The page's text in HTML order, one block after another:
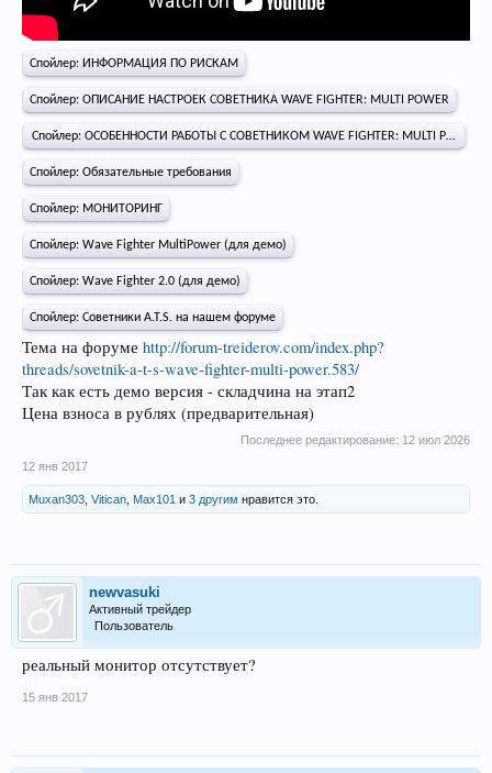
Спойлер: ИНФОРМАЦИЯ ПО РИСКАМ
Спойлер: ОПИСАНИЕ НАСТРОЕК СОВЕТНИКА WAVE FIGHTER: MULTI POWER
Спойлер:ОСОБЕННОСТИ РАБОТЫ С СОВЕТНИКОМ WAVE FIGHTER: MULTI POWER
Спойлер: Обязательные требования
Спойлер: МОНИТОРИНГ
Спойлер: Wave Fighter MultiPower (для демо)
Спойлер: Wave Fighter 2.0 (для демо)
Спойлер: Советники A.T.S. на нашем форуме
Тема на форуме http://forum-treiderov.com/index.php?
threads/sovetnik-a-t-s-wave-fighter-multi-power.583/
Так как есть демо версия - складчина на этап2
Цена взноса в рублях (предварительная)
Последнее редактирование: 12 июл 2026
12 янв 2017
Muxan303 Vitican Max101 и 3 другим нравится это.
newvasuki
Активный трейдер
Пользователь
реальный монитор отсутствует?
15 янв 2017